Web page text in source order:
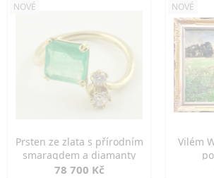
NOVÉ
Prsten ze zlata s přírodním
smaragdem a diamanty
78 700 Kč
NOVÉ
Vilém